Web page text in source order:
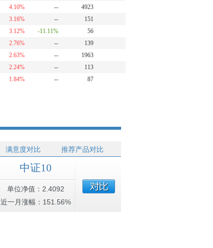
4.10% --
4923
3.16% --
151
3.12% -11.11%
56
2.76% --
139
2.63% --
1963
2.24% --
113
1.84% --
87
满意度对比 推荐产品对比
中证10
单位净值：2.4092
近一月涨幅：151.56%